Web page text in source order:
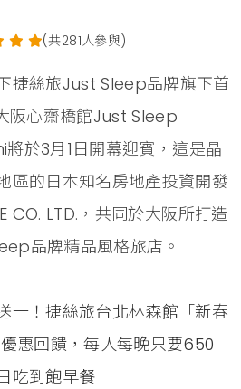
(共281人參與)
捷絲旅Just Sleep品牌旗下首
阪心齋橋館Just Sleep
於3月1日開幕迎賓，這是晶
區的日本知名房地產投資開發
CO. LTD.，共同於大阪所打造
品牌精品風格旅店。
一！捷絲旅台北林森館「新春
惠回饋，每人每晚只要650
吃到飽早餐